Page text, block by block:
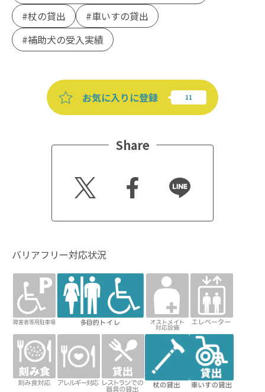
杖の貸出
車いすの貸出
補助犬の受入実績
お気に入りに登録
Share
Twitt
er
Faceb
ook
Line
バリアフリー対応状況
障害者用
駐車場
多目的トイレ オストメ
イト対応
トイレ
エレベー
ター
刻み食対
応
アレルギ
ー対応
レストラ
ンでの器
具の貸出
杖の貸出 車いすの
貸出